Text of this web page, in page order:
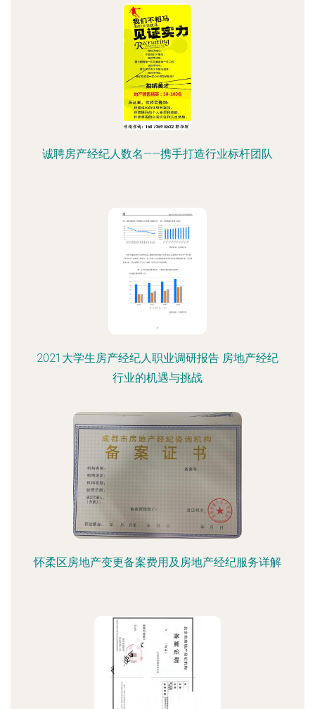
诚聘房产经纪人数名——携手打造行业标杆团队
2021大学生房产经纪人职业调研报告 房地产经纪
行业的机遇与挑战
怀柔区房地产变更备案费用及房地产经纪服务详解